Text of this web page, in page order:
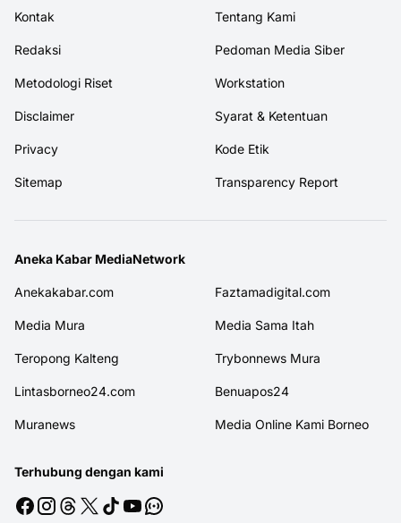
Kontak Tentang Kami
Redaksi Pedoman Media Siber
Metodologi Riset Workstation
Disclaimer Syarat & Ketentuan
Privacy Kode Etik
Sitemap Transparency Report
Aneka Kabar MediaNetwork
Anekakabar.com Faztamadigital.com
Media Mura Media Sama Itah
Teropong Kalteng Trybonnews Mura
Lintasborneo24.com Benuapos24
Muranews Media Online Kami Borneo
Terhubung dengan kami